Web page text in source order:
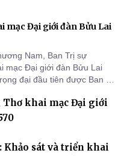
mạc Đại giới đàn Bửu Lai
Nam, Ban Trị sự
mạc Đại giới đàn Bửu Lai
đại đầu tiên được Ban Trị
tác truyền giới, đào tạo
g
Thơ khai mạc Đại giới
Khảo sát và triển khai